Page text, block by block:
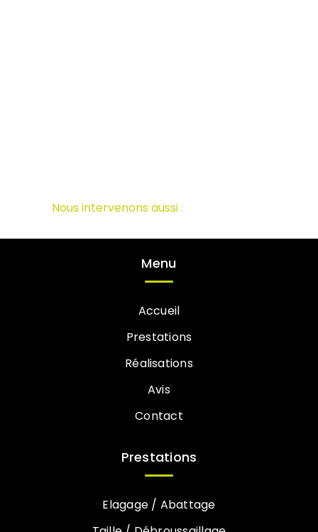
Nous intervenons aussi :
Menu
Accueil
Prestations
Réalisations
Avis
Contact
Prestations
Elagage / Abattage